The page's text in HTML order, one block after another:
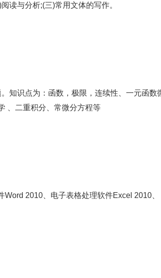
与分析;(三)常用文体的写作。
识点为：函数，极限，连续性、一元函数
、二重积分、常微分方程等
2010、电子表格处理软件Excel 2010、